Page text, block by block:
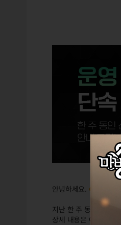
안녕하세요. GM다라프
지난 한 주 동안 운영
상세 내용은 아래를 참